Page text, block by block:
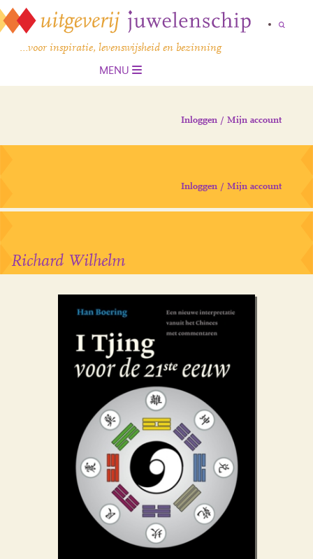
…voor inspiratie, levenswijsheid en bezinning
MENU
Inloggen / Mijn account
Inloggen / Mijn account
Richard Wilhelm